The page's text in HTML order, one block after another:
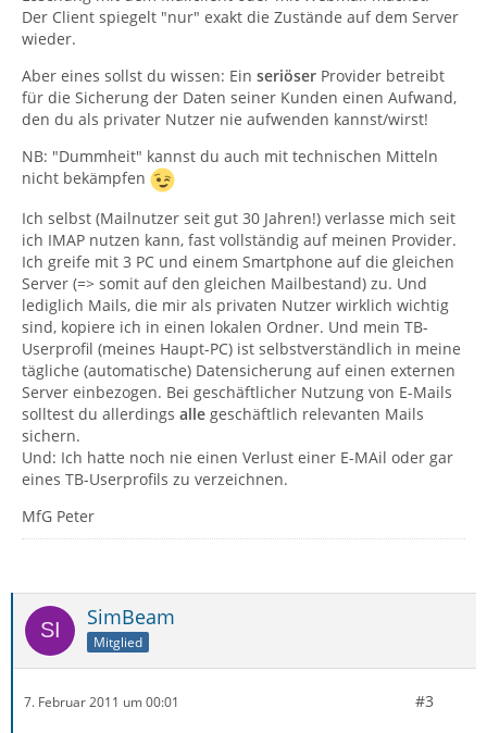
Der Client spiegelt "nur" exakt die Zustände auf dem Server
wieder.
Aber eines sollst du wissen: Ein seriöser Provider betreibt
für die Sicherung der Daten seiner Kunden einen Aufwand,
den du als privater Nutzer nie aufwenden kannst/wirst!
NB: "Dummheit" kannst du auch mit technischen Mitteln
nicht bekämpfen
Ich selbst (Mailnutzer seit gut 30 Jahren!) verlasse mich seit
ich IMAP nutzen kann, fast vollständig auf meinen Provider.
Ich greife mit 3 PC und einem Smartphone auf die gleichen
Server (=> somit auf den gleichen Mailbestand) zu. Und
lediglich Mails, die mir als privaten Nutzer wirklich wichtig
sind, kopiere ich in einen lokalen Ordner. Und mein TB-
Userprofil (meines Haupt-PC) ist selbstverständlich in meine
tägliche (automatische) Datensicherung auf einen externen
Server einbezogen. Bei geschäftlicher Nutzung von E-Mails
solltest du allerdings alle geschäftlich relevanten Mails
sichern.
Und: Ich hatte noch nie einen Verlust einer E-MAil oder gar
eines TB-Userprofils zu verzeichnen.
MfG Peter
SimBeam
Mitglied
7. Februar 2011 um 00:01 #3